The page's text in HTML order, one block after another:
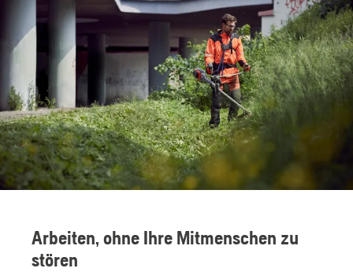
Arbeiten, ohne Ihre Mitmenschen zu
stören